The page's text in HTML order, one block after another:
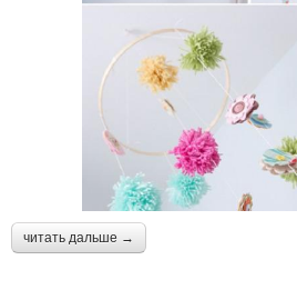
читать дальше →